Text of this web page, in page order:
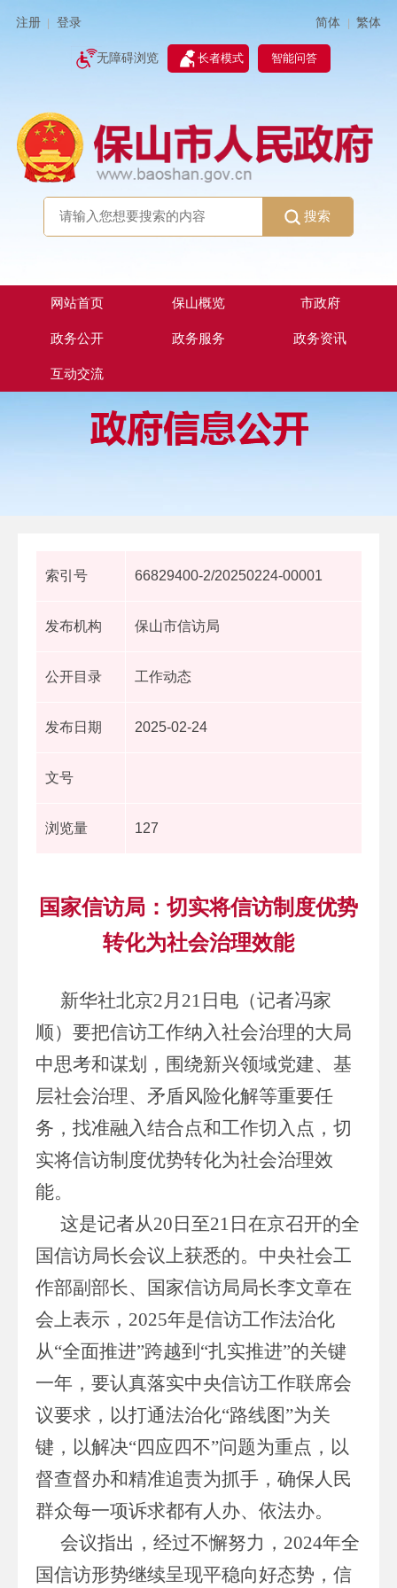
注册 登录 简体 | 繁体
无障碍浏览 长者模式 智能问答
搜索
网站首页 保山概览 市政府
政务公开 政务服务 政务资讯
互动交流
索引号 66829400-2/20250224-00001
发布机构 保山市信访局
公开目录 工作动态
发布日期 2025-02-24
文号
浏览量 127
国家信访局：切实将信访制度优势
转化为社会治理效能
新华社北京2月21日电（记者冯家
顺）要把信访工作纳入社会治理的大局
中思考和谋划，围绕新兴领域党建、基
层社会治理、矛盾风险化解等重要任
务，找准融入结合点和工作切入点，切
实将信访制度优势转化为社会治理效
能。
这是记者从20日至21日在京召开的全
国信访局长会议上获悉的。中央社会工
作部副部长、国家信访局局长李文章在
会上表示，2025年是信访工作法治化
从“全面推进”跨越到“扎实推进”的关键
一年，要认真落实中央信访工作联席会
议要求，以打通法治化“路线图”为关
键，以解决“四应四不”问题为重点，以
督查督办和精准追责为抓手，确保人民
群众每一项诉求都有人办、依法办。
会议指出，经过不懈努力，2024年全
国信访形势继续呈现平稳向好态势，信